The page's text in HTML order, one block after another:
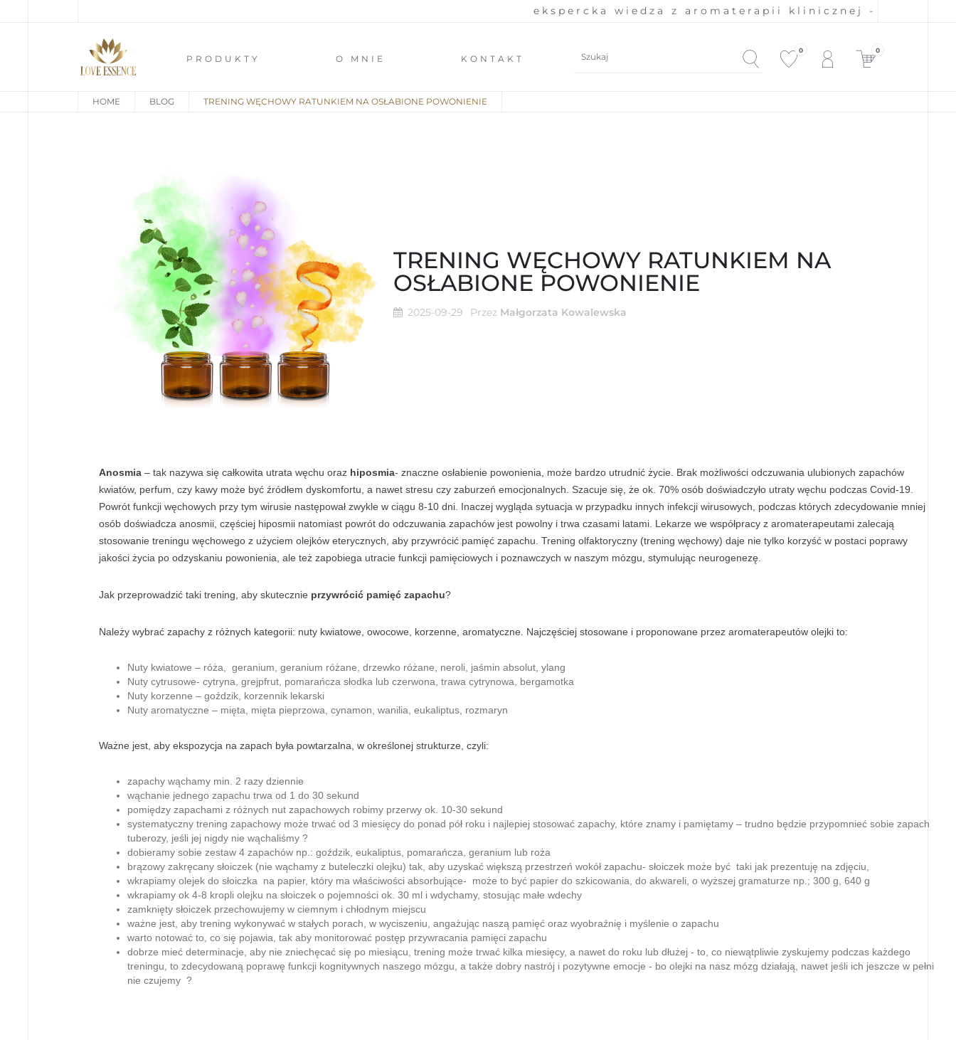
ekspercka wiedza z aromaterapii klinicznej - 100%
PRODUKTY O MNIE KONTAKT
0 0
HOME BLOG TRENING WĘCHOWY RATUNKIEM NA OSŁABIONE POWONIENIE
TRENING WĘCHOWY RATUNKIEM NA
OSŁABIONE POWONIENIE
2025-09-29 Przez Małgorzata Kowalewska
Anosmia – tak nazywa się całkowita utrata węchu oraz hiposmia- znaczne osłabienie powonienia, może bardzo utrudnić życie. Brak możliwości odczuwania ulubionych zapachów
kwiatów, perfum, czy kawy może być źródłem dyskomfortu, a nawet stresu czy zaburzeń emocjonalnych. Szacuje się, że ok. 70% osób doświadczyło utraty węchu podczas Covid-19.
Powrót funkcji węchowych przy tym wirusie następował zwykle w ciągu 8-10 dni. Inaczej wygląda sytuacja w przypadku innych infekcji wirusowych, podczas których zdecydowanie mniej
osób doświadcza anosmii, częściej hiposmii natomiast powrót do odczuwania zapachów jest powolny i trwa czasami latami. Lekarze we współpracy z aromaterapeutami zalecają
stosowanie treningu węchowego z użyciem olejków eterycznych, aby przywrócić pamięć zapachu. Trening olfaktoryczny (trening węchowy) daje nie tylko korzyść w postaci poprawy
jakości życia po odzyskaniu powonienia, ale też zapobiega utracie funkcji pamięciowych i poznawczych w naszym mózgu, stymulując neurogenezę.
Jak przeprowadzić taki trening, aby skutecznie przywrócić pamięć zapachu?
Należy wybrać zapachy z różnych kategorii: nuty kwiatowe, owocowe, korzenne, aromatyczne. Najczęściej stosowane i proponowane przez aromaterapeutów olejki to:
Nuty kwiatowe – róża, geranium, geranium różane, drzewko różane, neroli, jaśmin absolut, ylang
Nuty cytrusowe- cytryna, grejpfrut, pomarańcza słodka lub czerwona, trawa cytrynowa, bergamotka
Nuty korzenne – goździk, korzennik lekarski
Nuty aromatyczne – mięta, mięta pieprzowa, cynamon, wanilia, eukaliptus, rozmaryn
Ważne jest, aby ekspozycja na zapach była powtarzalna, w określonej strukturze, czyli:
zapachy wąchamy min. 2 razy dziennie
wąchanie jednego zapachu trwa od 1 do 30 sekund
pomiędzy zapachami z różnych nut zapachowych robimy przerwy ok. 10-30 sekund
systematyczny trening zapachowy może trwać od 3 miesięcy do ponad pół roku i najlepiej stosować zapachy, które znamy i pamiętamy – trudno będzie przypomnieć sobie zapach
tuberozy, jeśli jej nigdy nie wąchaliśmy ?
dobieramy sobie zestaw 4 zapachów np.: goździk, eukaliptus, pomarańcza, geranium lub roża
brązowy zakręcany słoiczek (nie wąchamy z buteleczki olejku) tak, aby uzyskać większą przestrzeń wokół zapachu- słoiczek może być taki jak prezentuję na zdjęciu,
wkrapiamy olejek do słoiczka na papier, który ma właściwości absorbujące- może to być papier do szkicowania, do akwareli, o wyższej gramaturze np.; 300 g, 640 g
wkrapiamy ok 4-8 kropli olejku na słoiczek o pojemności ok. 30 ml i wdychamy, stosując małe wdechy
zamknięty słoiczek przechowujemy w ciemnym i chłodnym miejscu
ważne jest, aby trening wykonywać w stałych porach, w wyciszeniu, angażując naszą pamięć oraz wyobraźnię i myślenie o zapachu
warto notować to, co się pojawia, tak aby monitorować postęp przywracania pamięci zapachu
dobrze mieć determinacje, aby nie zniechęcać się po miesiącu, trening może trwać kilka miesięcy, a nawet do roku lub dłużej - to, co niewątpliwie zyskujemy podczas każdego
treningu, to zdecydowaną poprawę funkcji kognitywnych naszego mózgu, a także dobry nastrój i pozytywne emocje - bo olejki na nasz mózg działają, nawet jeśli ich jeszcze w pełni
nie czujemy ?